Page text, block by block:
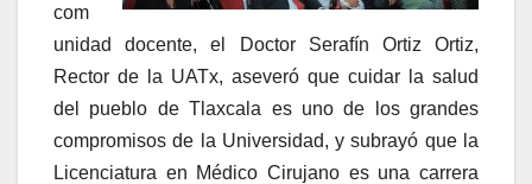
com
unidad docente, el Doctor Serafín Ortiz Ortiz,
Rector de la UATx, aseveró que cuidar la salud
del pueblo de Tlaxcala es uno de los grandes
compromisos de la Universidad, y subrayó que la
Licenciatura en Médico Cirujano es una carrera